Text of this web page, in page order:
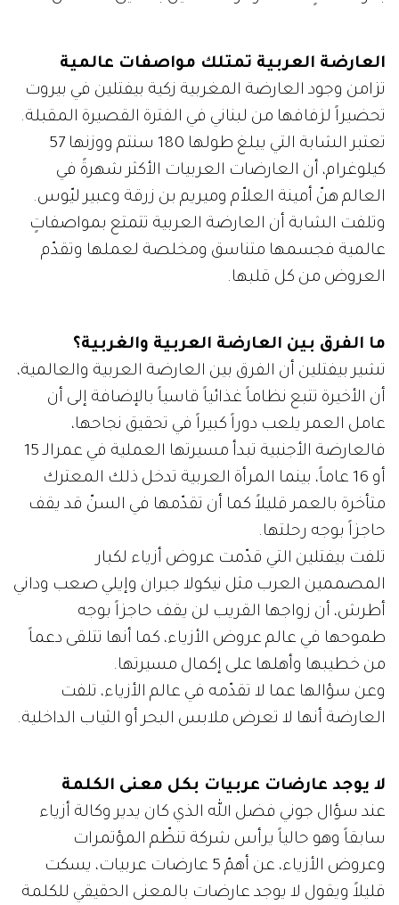
العارضة العربية تمتلك مواصفات عالمية
تزامن وجود العارضة المغربية زكية بيفتلين في بيروت
تحضيراً لزفافها من لبناني في الفترة القصيرة المقبلة.
تعتبر الشابة التي يبلغ طولها 180 سنتم ووزنها 57
كيلوغرام، أن العارضات العربيات الأكثر شهرةً في
العالم هنّ أمينة العلاّم وميريم بن زرقة وعبير ليّوس.
وتلفت الشابة أن العارضة العربية تتمتع بمواصفاتٍ
عالمية فجسمها متناسق ومخلصة لعملها وتقدّم
العروض من كل قلبها.
ما الفرق بين العارضة العربية والغربية؟
تشير بيفتلين أن الفرق بين العارضة العربية والعالمية،
أن الأخيرة تتبع نظاماً غذائياً قاسياً بالإضافة إلى أن
عامل العمر يلعب دوراً كبيراً في تحقيق نجاحها،
فالعارضة الأجنبية تبدأ مسيرتها العملية في عمرالـ 15
أو 16 عاماً، بينما المرأة العربية تدخل ذلك المعترك
متأخرة بالعمر قليلاً كما أن تقدّمها في السنّ قد يقف
حاجزاً بوجه رحلتها.
تلفت بيفتلين التي قدّمت عروض أزياء لكبار
المصممين العرب مثل نيكولا جبران وإيلي صعب وداني
أطرش، أن زواجها القريب لن يقف حاجزاً بوجه
طموحها في عالم عروض الأزياء، كما أنها تتلقى دعماً
من خطيبها وأهلها على إكمال مسيرتها.
وعن سؤالها عما لا تقدّمه في عالم الأزياء، تلفت
العارضة أنها لا تعرض ملابس البحر أو الثياب الداخلية.
لا يوجد عارضات عربيات بكل معنى الكلمة
عند سؤال جوني فضل الله الذي كان يدير وكالة أزياء
سابقاً وهو حالياً يرأس شركة تنظّم المؤتمرات
وعروض الأزياء، عن أهمّ 5 عارضات عربيات، يسكت
قليلاً ويقول لا يوجد عارضات بالمعنى الحقيقي للكلمة